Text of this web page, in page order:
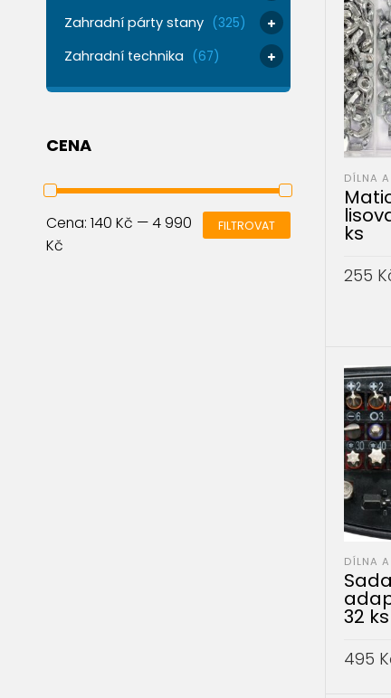
Zahradní párty stany (325)
Zahradní technika (67)
CENA
FILTROVAT
Cena: 140 Kč —4 990
Kč
DÍLNA
ks
255
DÍLNA
32 ks
495